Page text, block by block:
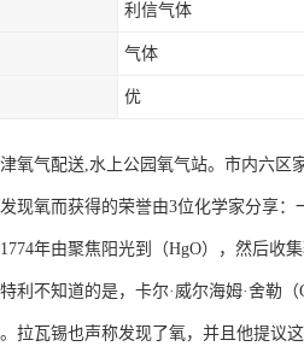
利信气体
气体
优
氧气配送,水上公园氧气站。市内六区
发现氧而获得的荣誉由3位化学家分享
年由聚焦阳光到（HgO），然后收
利不知道的是，卡尔·威尔海姆·舍勒
拉瓦锡也声称发现了氧，并且他提议